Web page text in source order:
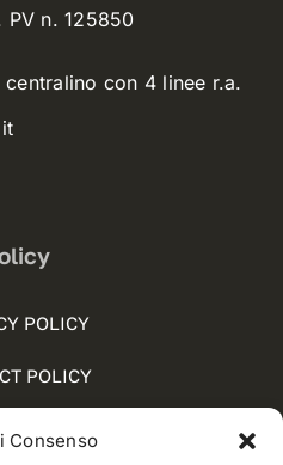
Consenso
PV n. 125850
con 4 linee r.a.
POLICY
POLICY
(UE)